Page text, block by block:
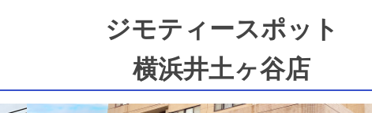
ジモティースポット
横浜井土ヶ谷店